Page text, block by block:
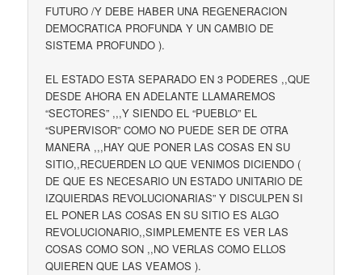
FUTURO /Y DEBE HABER UNA REGENERACION
DEMOCRATICA PROFUNDA Y UN CAMBIO DE
SISTEMA PROFUNDO ).
EL ESTADO ESTA SEPARADO EN 3 PODERES ,,QUE
DESDE AHORA EN ADELANTE LLAMAREMOS
“SECTORES” ,,,Y SIENDO EL “PUEBLO” EL
“SUPERVISOR” COMO NO PUEDE SER DE OTRA
MANERA ,,,HAY QUE PONER LAS COSAS EN SU
SITIO,,RECUERDEN LO QUE VENIMOS DICIENDO (
DE QUE ES NECESARIO UN ESTADO UNITARIO DE
IZQUIERDAS REVOLUCIONARIAS” Y DISCULPEN SI
EL PONER LAS COSAS EN SU SITIO ES ALGO
REVOLUCIONARIO,,SIMPLEMENTE ES VER LAS
COSAS COMO SON ,,NO VERLAS COMO ELLOS
QUIEREN QUE LAS VEAMOS ).